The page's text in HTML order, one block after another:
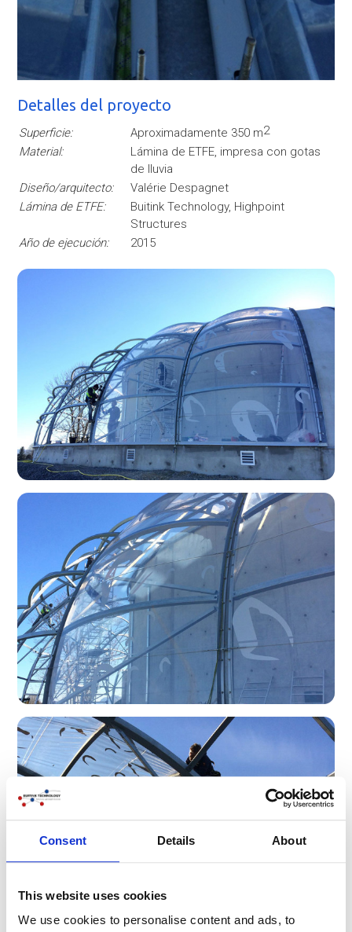
Consent Details About
This website uses cookies
We use cookies to personalise content and ads, to
Detalles del proyecto
Superficie: Aproximadamente 350 m2
Material:
Lámina de ETFE, impresa con gotas
de lluvia
Diseño/arquitecto:
Valérie Despagnet
Lámina de ETFE:
Buitink Technology, Highpoint
Structures
Año de ejecución:
2015